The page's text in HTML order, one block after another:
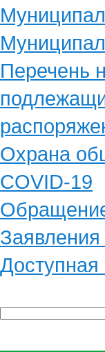
Перечень
Охрана
COVID-19
Заявления
Доступная